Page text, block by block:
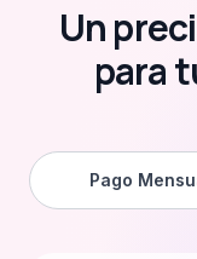
Un
para
Pago